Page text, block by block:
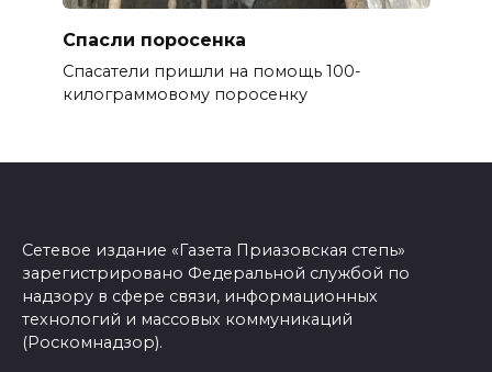
Спасли поросенка
Спасатели пришли на помощь 100-
килограммовому поросенку
Сетевое издание «Газета Приазовская степь»
зарегистрировано Федеральной службой по
надзору в сфере связи, информационных
технологий и массовых коммуникаций
(Роскомнадзор).